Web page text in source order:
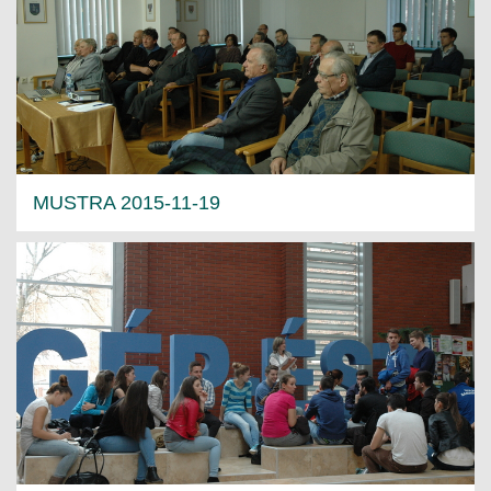
MÉRNÖK ELŐDÖK
MŰKÖDÉS
JOGOSULTSÁGOK
IGAZGATÁSI, SZOLGÁLTATÁSI DÍJAK
MŰKÖDÉSI DOKUMENTUMOK
KÖZÉRDEKŰ ADATOK
NYOMTATVÁNYOK
SZAKCSOPORTOK
ELEKTROTECHNIKAI
MUSTRA 2015-11-19